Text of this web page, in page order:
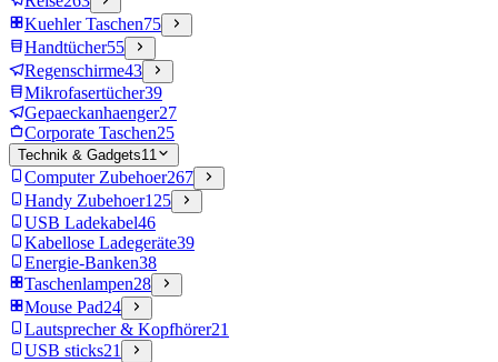
Kuehler Taschen75
Handtücher55
Regenschirme43
Mikrofasertücher39
Gepaeckanhaenger27
Corporate Taschen25
Technik & Gadgets11
Computer Zubehoer267
Handy Zubehoer125
USB Ladekabel46
Kabellose Ladegeräte39
Energie-Banken38
Taschenlampen28
Mouse Pad24
Lautsprecher & Kopfhörer21
USB sticks21